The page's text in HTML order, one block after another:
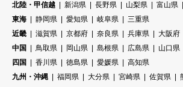
北陸・甲信越
新潟県 長野県 山梨県 富山県
東海
静岡県 愛知県 岐阜県
三重県
近畿
滋賀県 京都府 奈良県 兵庫県 大阪府
中国
鳥取県 岡山県 島根県 広島県
山口県
四国
香川県 徳島県 愛媛県
高知県
九州・沖縄
福岡県 大分県 宮崎県 佐賀県